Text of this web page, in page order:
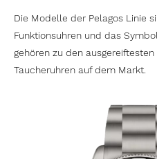
Die Modelle der Pelagos Linie
Funktions­uhren und das
gehören zu den
Taucheruhren auf dem Markt.